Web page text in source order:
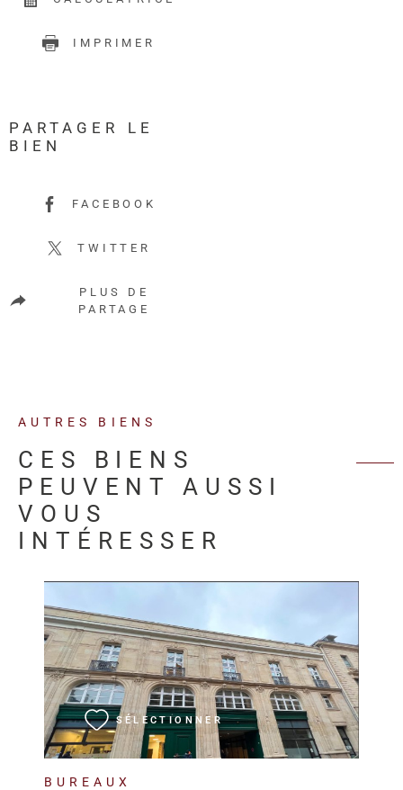
IMPRIMER
PARTAGER LE
BIEN
FACEBOOK
TWITTER
PLUS DE
PARTAGE
AUTRES BIENS
CES BIENS
PEUVENT AUSSI
VOUS
INTÉRESSER
BUREAUX
SÉLECTIONNER
VOIR LE BIEN